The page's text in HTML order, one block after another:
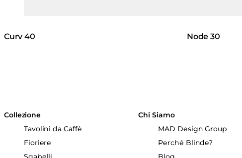
Curv 40 Node 30
Collezione
Tavolini da Caffè
Fioriere
Chi Siamo
MAD Design Group
Perché Blinde?